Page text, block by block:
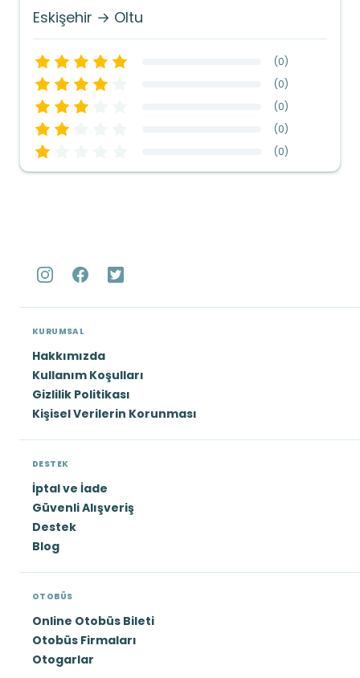
Eskişehir → Oltu
(0)
(0)
(0)
(0)
(0)
KURUMSAL
Hakkımızda
Kullanım Koşulları
Gizlilik Politikası
Kişisel Verilerin Korunması
DESTEK
İptal ve İade
Güvenli Alışveriş
Destek
Blog
OTOBÜS
Online Otobüs Bileti
Otobüs Firmaları
Otogarlar